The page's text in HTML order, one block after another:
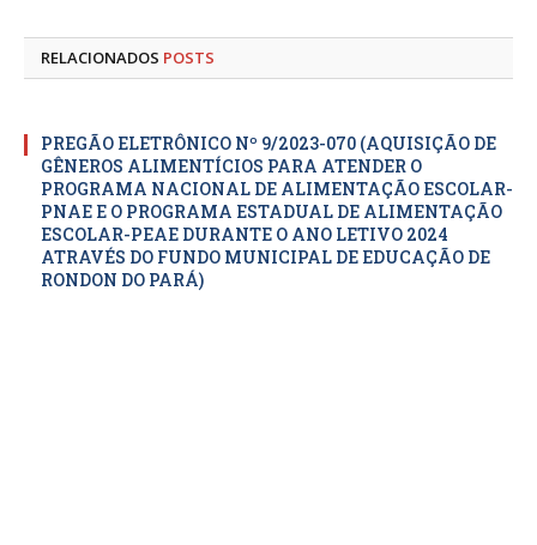
RELACIONADOS POSTS
PREGÃO ELETRÔNICO Nº 9/2023-070 (AQUISIÇÃO DE
GÊNEROS ALIMENTÍCIOS PARA ATENDER O
PROGRAMA NACIONAL DE ALIMENTAÇÃO ESCOLAR-
PNAE E O PROGRAMA ESTADUAL DE ALIMENTAÇÃO
ESCOLAR-PEAE DURANTE O ANO LETIVO 2024
ATRAVÉS DO FUNDO MUNICIPAL DE EDUCAÇÃO DE
RONDON DO PARÁ)